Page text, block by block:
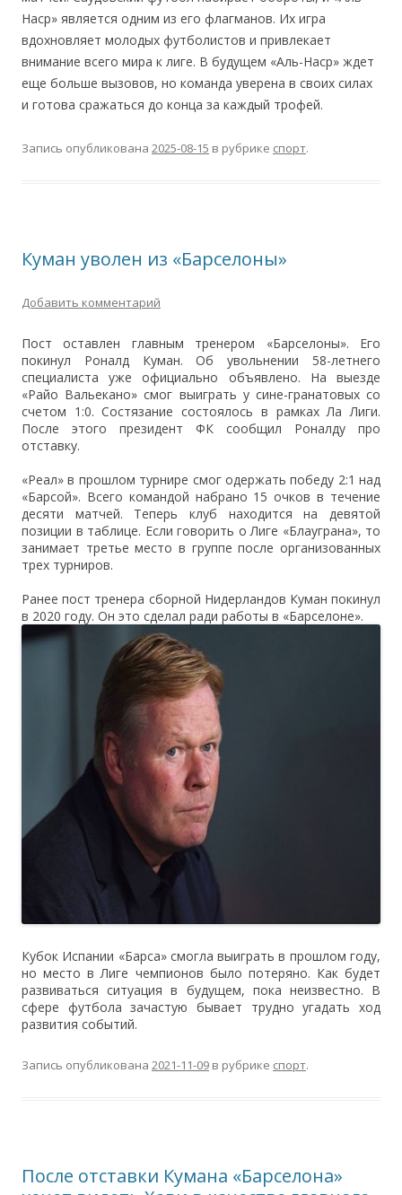
Наср» является одним из его флагманов. Их игра
вдохновляет молодых футболистов и привлекает
внимание всего мира к лиге. В будущем «Аль-Наср» ждет
еще больше вызовов, но команда уверена в своих силах
и готова сражаться до конца за каждый трофей.
Запись опубликована 2025-08-15 в рубрике спорт.
Куман уволен из «Барселоны»
Добавить комментарий
Пост оставлен главным тренером «Барселоны». Его
покинул Роналд Куман. Об увольнении 58-летнего
специалиста уже официально объявлено. На выезде
«Райо Вальекано» смог выиграть у сине-гранатовых со
счетом 1:0. Состязание состоялось в рамках Ла Лиги.
После этого президент ФК сообщил Роналду про
отставку.
«Реал» в прошлом турнире смог одержать победу 2:1 над
«Барсой». Всего командой набрано 15 очков в течение
десяти матчей. Теперь клуб находится на девятой
позиции в таблице. Если говорить о Лиге «Блауграна», то
занимает третье место в группе после организованных
трех турниров.
Ранее пост тренера сборной Нидерландов Куман покинул
в 2020 году. Он это сделал ради работы в «Барселоне».
Кубок Испании «Барса» смогла выиграть в прошлом году,
но место в Лиге чемпионов было потеряно. Как будет
развиваться ситуация в будущем, пока неизвестно. В
сфере футбола зачастую бывает трудно угадать ход
развития событий.
Запись опубликована 2021-11-09 в рубрике спорт.
После отставки Кумана «Барселона»